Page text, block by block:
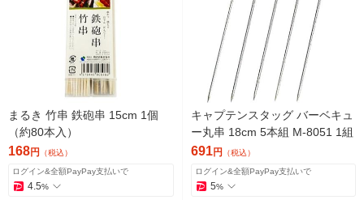
まるき 竹串 鉄砲串 15cm 1個
（約80本入）
168円 （税込）
ログイン&全額PayPay支払いで
4.5%
キャプテンスタッグ バーベキュ
ー丸串 18cm 5本組 M-8051 1組
691円 （税込）
ログイン&全額PayPay支払いで
5%